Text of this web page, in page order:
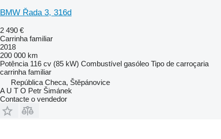
BMW Řada 3, 316d
2 490 €
Carrinha familiar
2018
200 000 km
Potência 116 cv (85 kW) Combustível gasóleo Tipo de carroçaria
carrinha familiar
República Checa, Štěpánovice
A U T O Petr Šimánek
Contacte o vendedor